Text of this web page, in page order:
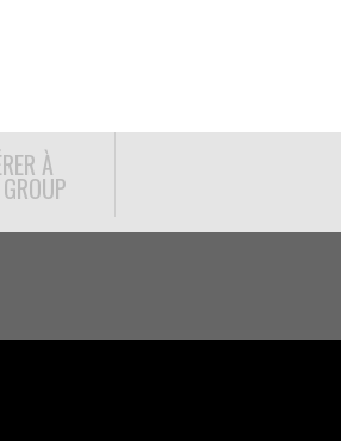
À
GROUP